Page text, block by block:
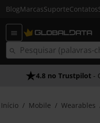
BlogMarcasSuporteContatos
4.8 no Trustpilot -
Início Mobile Wearables